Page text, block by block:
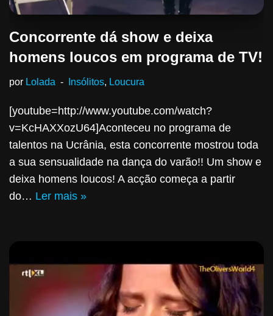
Concorrente dá show e deixa
homens loucos em programa de TV!
por Lolada Insólitos, Loucura
[youtube=http://www.youtube.com/watch?
v=KcHAXXozU64]Aconteceu no programa de
talentos na Ucrânia, esta concorrente mostrou toda
a sua sensualidade na dança do varão!! Um show e
deixa homens loucos! A acção começa a partir
do… Ler mais »